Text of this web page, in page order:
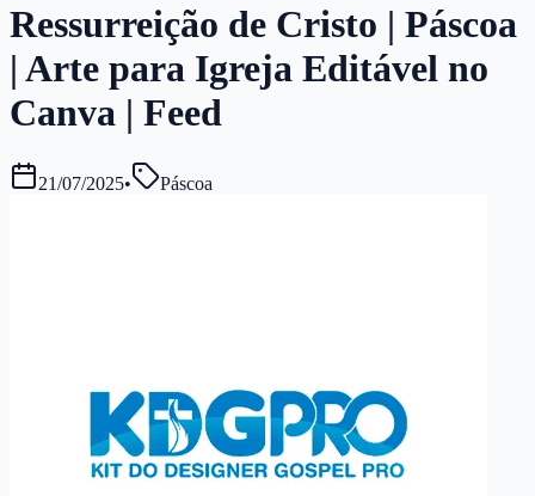
Ressurreição de Cristo | Páscoa
| Arte para Igreja Editável no
Canva | Feed
21/07/2025• Páscoa